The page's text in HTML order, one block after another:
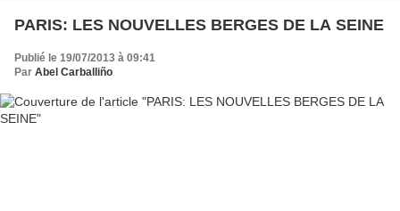
PARIS: LES NOUVELLES BERGES DE LA SEINE
Publié le 19/07/2013 à 09:41
Par Abel Carballiño